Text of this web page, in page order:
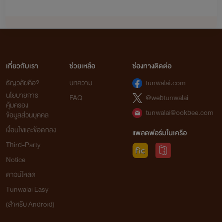
เกี่ยวกับเรา
ธัญวลัยคือ?
นโยบายการ
คุ้มครอง
ข้อมูลส่วนบุคคล
เงื่อนไขและข้อตกลง
Third-Party
Notice
ดาวน์โหลด
Tunwalai Easy
(สำหรับ Android)
ช่วยเหลือ
บทความ
FAQ
ช่องทางติดต่อ
tunwalai.com
@webtunwalai
tunwalai@ookbee.com
แพลตฟอร์มในเครือ